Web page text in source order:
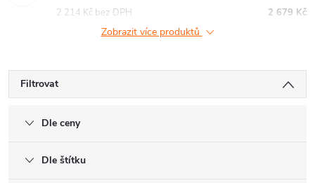
2 679 Kč
2 214 Kč bez DPH
Zobrazit více produktů
Filtrovat
Dle ceny
Dle štítku